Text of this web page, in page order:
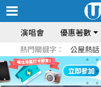
演唱會 優惠著數
熱門關鍵字： 公屋熱話